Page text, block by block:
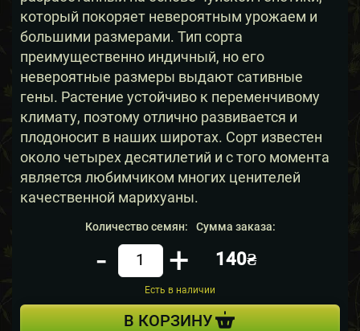
который покоряет невероятным урожаем и
большими размерами. Тип сорта
преимущественно индичный, но его
невероятные размеры выдают сативные
гены. Растение устойчиво к переменчивому
климату, поэтому отлично развивается и
плодоносит в наших широтах. Сорт известен
около четырех десятилетий и с того момента
является любимчиком многих ценителей
качественной марихуаны.
Количество семян:
Кол-во
- +
Сумма заказа:
140₴
Есть в наличии
В КОРЗИНУ